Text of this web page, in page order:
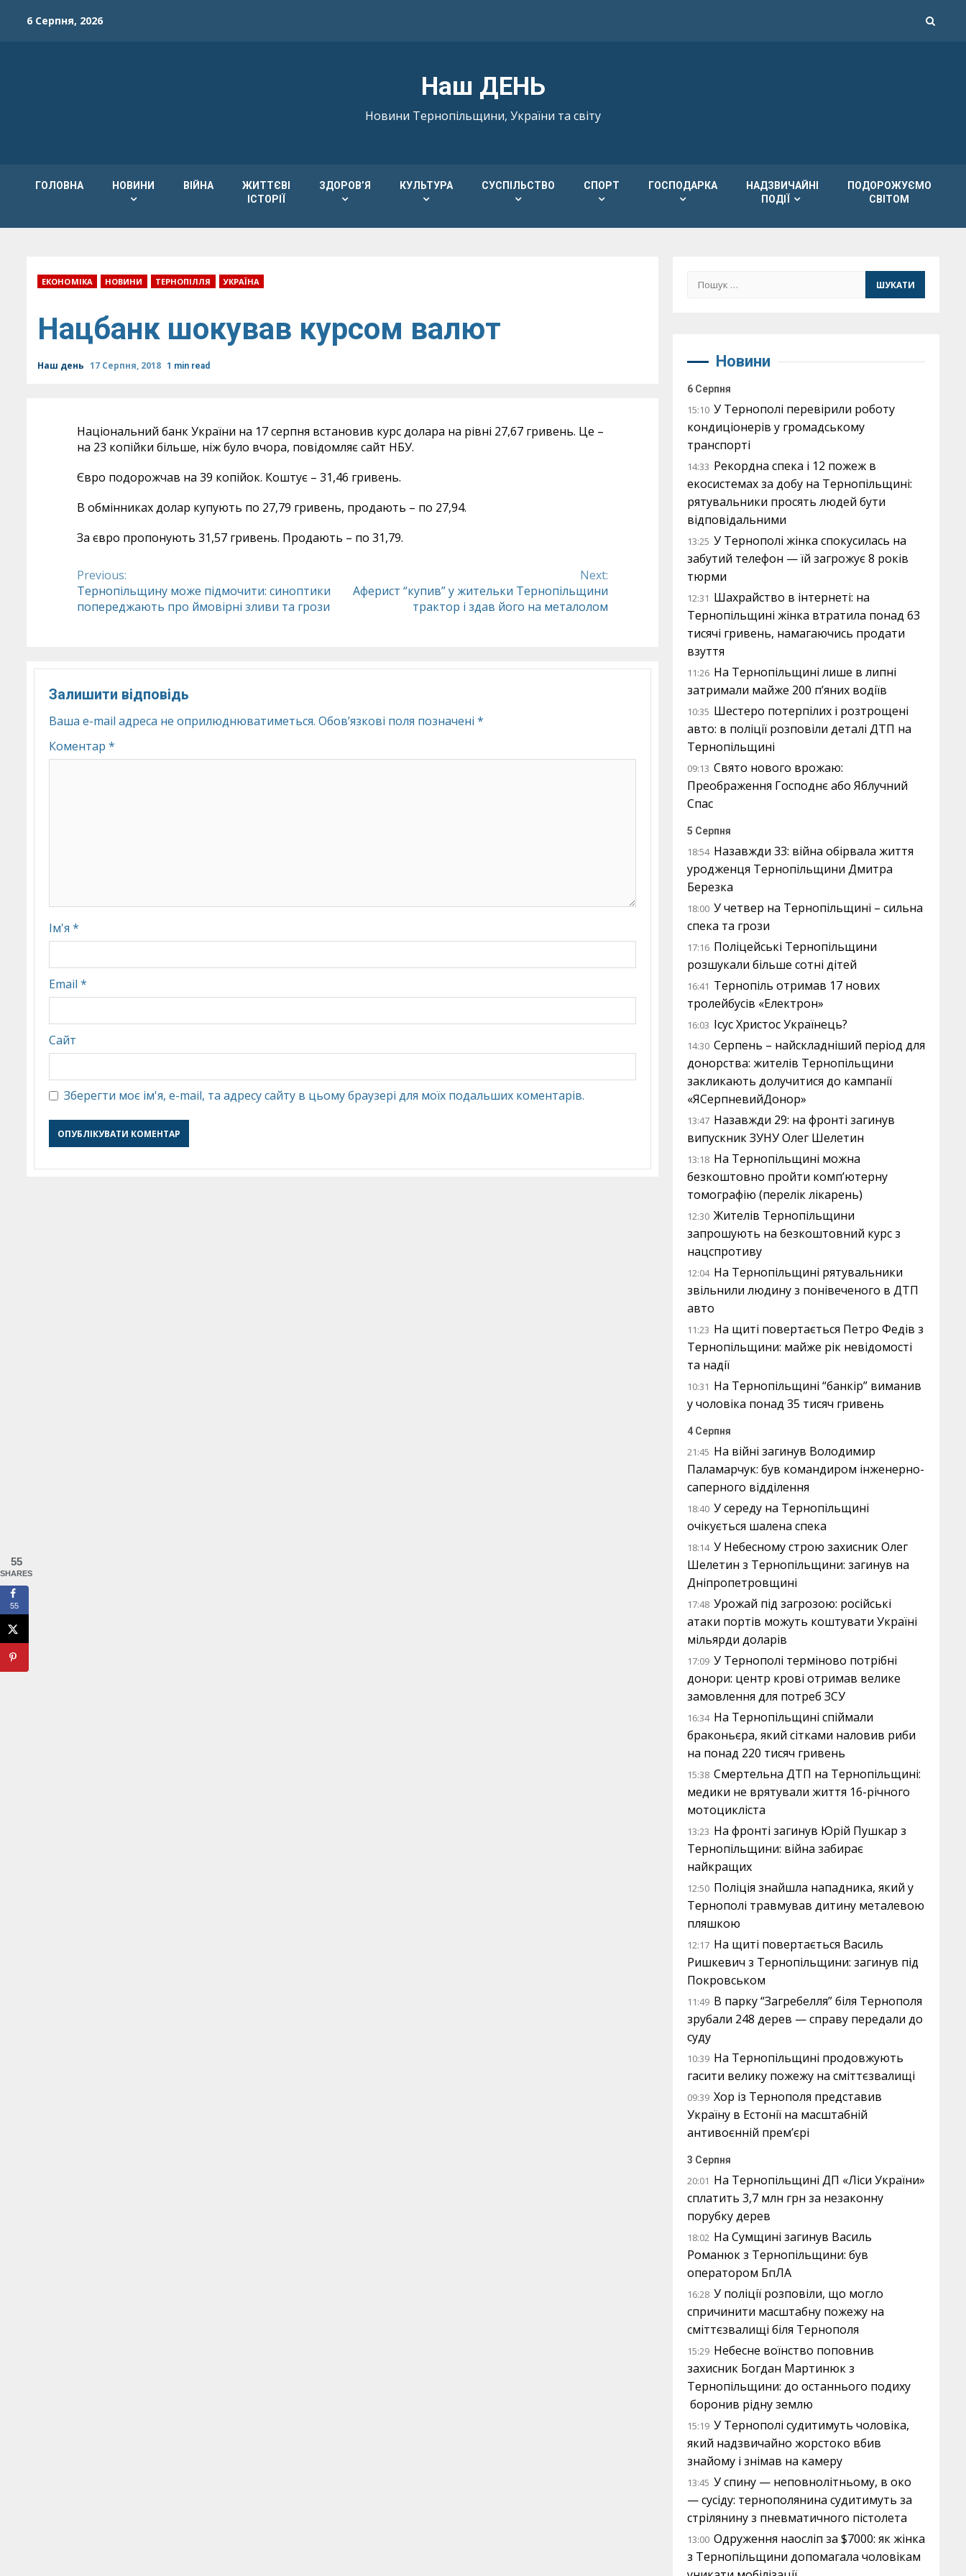
6 Серпня, 2026
Наш ДЕНЬ
Новини Тернопільщини, України та світу
ГОЛОВНА НОВИНИ ВІЙНА
ЖИТТЄВІ
ІСТОРІЇ
ЗДОРОВ’Я КУЛЬТУРА СУСПІЛЬСТВО СПОРТ ГОСПОДАРКА
НАДЗВИЧАЙНІ
ПОДІЇ
ПОДОРОЖУЄМО
СВІТОМ
ЕКОНОМІКА НОВИНИ ТЕРНОПІЛЛЯ УКРАЇНА
Нацбанк шокував курсом валют
Наш день 17 Серпня, 2018 1 min read
Національний банк України на 17 серпня встановив курс долара на рівні 27,67 гривень. Це –
на 23 копійки більше, ніж було вчора, повідомляє сайт НБУ.
Євро подорожчав на 39 копійок. Коштує – 31,46 гривень.
В обмінниках долар купують по 27,79 гривень, продають – по 27,94.
За євро пропонують 31,57 гривень. Продають – по 31,79.
Continue
Reading
Previous:
Тернопільщину може підмочити: синоптики
попереджають про ймовірні зливи та грози
Next:
Аферист “купив” у жительки Тернопільщини
трактор і здав його на металолом
Залишити відповідь
Ваша e-mail адреса не оприлюднюватиметься. Обов’язкові поля позначені *
Коментар *
Ім'я *
Email *
Сайт
Зберегти моє ім'я, e-mail, та адресу сайту в цьому браузері для моїх подальших коментарів.
Пошук:
Новини
6 Серпня
15:10 У Тернополі перевірили роботу
кондиціонерів у громадському
транспорті
14:33 Рекордна спека і 12 пожеж в
екосистемах за добу на Тернопільщині:
рятувальники просять людей бути
відповідальними
13:25 У Тернополі жінка спокусилась на
забутий телефон — їй загрожує 8 років
тюрми
12:31 Шахрайство в інтернеті: на
Тернопільщині жінка втратила понад 63
тисячі гривень, намагаючись продати
взуття
11:26 На Тернопільщині лише в липні
затримали майже 200 п’яних водіїв
10:35 Шестеро потерпілих і розтрощені
авто: в поліції розповіли деталі ДТП на
Тернопільщині
09:13 Свято нового врожаю:
Преображення Господнє або Яблучний
Спас
5 Серпня
18:54 Назавжди 33: війна обірвала життя
уродженця Тернопільщини Дмитра
Березка
18:00 У четвер на Тернопільщині – сильна
спека та грози
17:16 Поліцейські Тернопільщини
розшукали більше сотні дітей
16:41 Тернопіль отримав 17 нових
тролейбусів «Електрон»
16:03 Ісус Христос Українець?
14:30 Серпень – найскладніший період для
донорства: жителів Тернопільщини
закликають долучитися до кампанії
«ЯСерпневийДонор»
13:47 Назавжди 29: на фронті загинув
випускник ЗУНУ Олег Шелетин
13:18 На Тернопільщині можна
безкоштовно пройти комп’ютерну
томографію (перелік лікарень)
12:30 Жителів Тернопільщини
запрошують на безкоштовний курс з
нацспротиву
12:04 На Тернопільщині рятувальники
звільнили людину з понівеченого в ДТП
авто
11:23 На щиті повертається Петро Федів з
Тернопільщини: майже рік невідомості
та надії
10:31 На Тернопільщині “банкір” виманив
у чоловіка понад 35 тисяч гривень
4 Серпня
21:45 На війні загинув Володимир
Паламарчук: був командиром інженерно-
саперного відділення
18:40 У середу на Тернопільщині
очікується шалена спека
18:14 У Небесному строю захисник Олег
Шелетин з Тернопільщини: загинув на
Дніпропетровщині
17:48 Урожай під загрозою: російські
атаки портів можуть коштувати Україні
мільярди доларів
17:09 У Тернополі терміново потрібні
донори: центр крові отримав велике
замовлення для потреб ЗСУ
16:34 На Тернопільщині спіймали
браконьєра, який сітками наловив риби
на понад 220 тисяч гривень
15:38 Смертельна ДТП на Тернопільщині:
медики не врятували життя 16-річного
мотоцикліста
13:23 На фронті загинув Юрій Пушкар з
Тернопільщини: війна забирає
найкращих
12:50 Поліція знайшла нападника, який у
Тернополі травмував дитину металевою
пляшкою
12:17 На щиті повертається Василь
Ришкевич з Тернопільщини: загинув під
Покровськом
11:49 В парку “Загребелля” біля Тернополя
зрубали 248 дерев — справу передали до
суду
10:39 На Тернопільщині продовжують
гасити велику пожежу на сміттєзвалищі
09:39 Хор із Тернополя представив
Україну в Естонії на масштабній
антивоєнній прем’єрі
3 Серпня
20:01 На Тернопільщині ДП «Ліси України»
сплатить 3,7 млн грн за незаконну
порубку дерев
18:02 На Сумщині загинув Василь
Романюк з Тернопільщини: був
оператором БпЛА
16:28 У поліції розповіли, що могло
спричинити масштабну пожежу на
сміттєзвалищі біля Тернополя
15:29 Небесне воїнство поповнив
захисник Богдан Мартинюк з
Тернопільщини: до останнього подиху
боронив рідну землю
15:19 У Тернополі судитимуть чоловіка,
який надзвичайно жорстоко вбив
знайому і знімав на камеру
13:45 У спину — неповнолітньому, в око
— сусіду: тернополянина судитимуть за
стрілянину з пневматичного пістолета
13:00 Одруження наосліп за $7000: як жінка
з Тернопільщини допомагала чоловікам
55
SHARES
55